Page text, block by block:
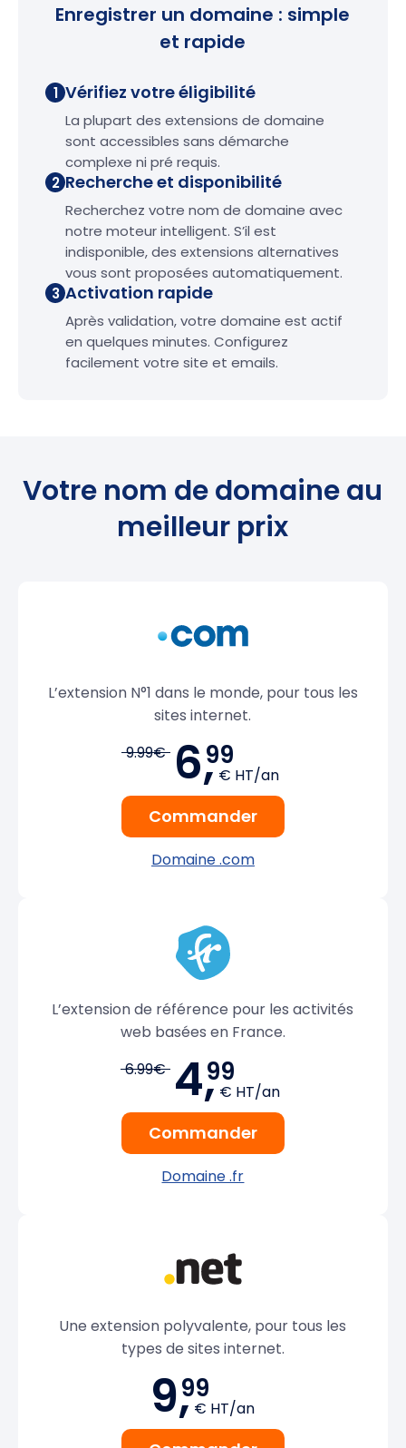
Enregistrer un domaine : simple
et rapide
1 Vérifiez votre éligibilité
La plupart des extensions de domaine
sont accessibles sans démarche
complexe ni pré requis.
2 Recherche et disponibilité
Recherchez votre nom de domaine avec
notre moteur intelligent. S’il est
indisponible, des extensions alternatives
vous sont proposées automatiquement.
3 Activation rapide
Après validation, votre domaine est actif
en quelques minutes. Configurez
facilement votre site et emails.
Votre nom de domaine au
meilleur prix
L’extension N°1 dans le monde, pour tous les
sites internet.
9.99€ 6,99
€ HT/an
Commander
Domaine .com
L’extension de référence pour les activités
web basées en France.
6.99€ 4,99
€ HT/an
Commander
Domaine .fr
Une extension polyvalente, pour tous les
types de sites internet.
9,99
€ HT/an